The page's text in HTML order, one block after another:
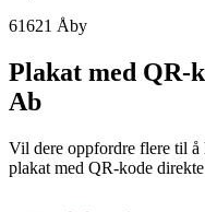
61621 Åby
Plakat med QR-
Ab
Vil dere oppfordre flere til å
plakat med QR-kode